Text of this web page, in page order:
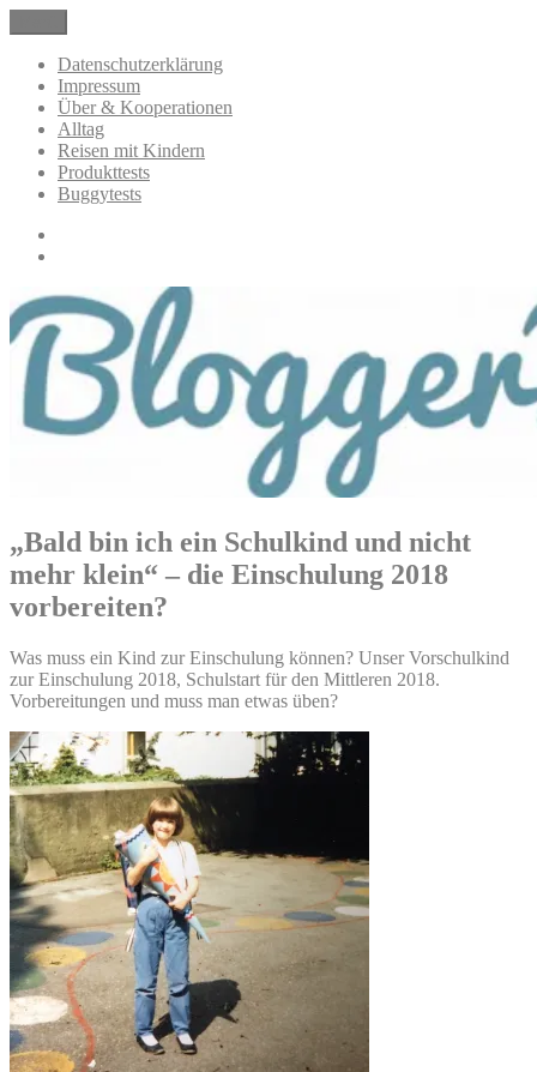
Inhalt
springen
BloggerMumOf3Boys Mamablog
Mamablog über das Leben mit drei Kindern mit Produkttests und
Alltagsthemen
Datenschutzerklärung
Impressum
Über & Kooperationen
Alltag
Reisen mit Kindern
Produkttests
Buggytests
„Bald bin ich ein Schulkind und nicht
mehr klein“ – die Einschulung 2018
vorbereiten?
Was muss ein Kind zur Einschulung können? Unser Vorschulkind
zur Einschulung 2018, Schulstart für den Mittleren 2018.
Vorbereitungen und muss man etwas üben?